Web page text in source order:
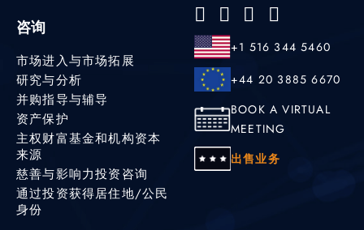
咨询
市场进入与市场拓展
研究与分析
并购指导与辅导
资产保护
主权财富基金和机构资本
来源
慈善与影响力投资咨询
通过投资获得居住地/公民
身份
+1 516 344 5460
+44 20 3885 6670
BOOK A VIRTUAL
MEETING
出售业务